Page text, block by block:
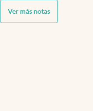
Ver más notas